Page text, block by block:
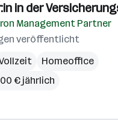
in der
Management Partner
veröffentlicht
Homeoffice
€ jährlich